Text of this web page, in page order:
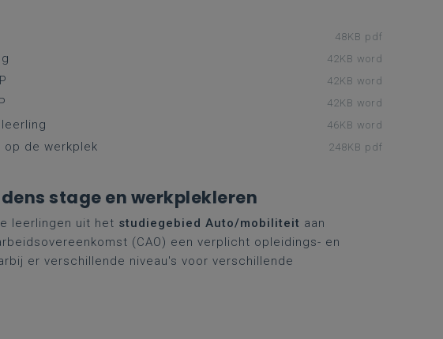
48KB pdf
42KB word
42KB word
42KB word
46KB word
op de werkplek 248KB pdf
stage en werkplekleren
leerlingen uit het studiegebied Auto/mobiliteit aan
(CAO) een verplicht opleidings- en
er verschillende niveau's voor verschillende